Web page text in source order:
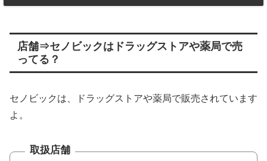
店舗⇒セノビックはドラッグストアや薬局で売
ってる？
セノビックは、ドラッグストアや薬局で販売されています
よ。
取扱店舗